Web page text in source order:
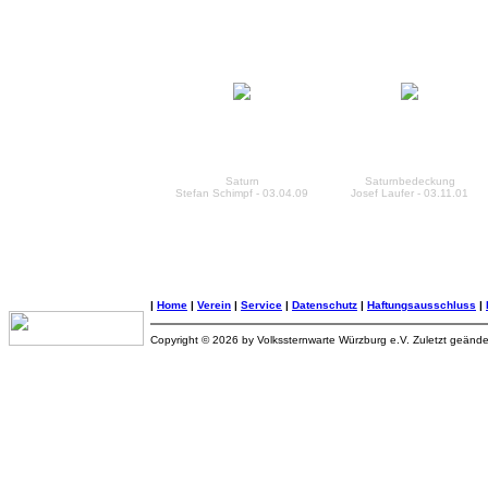
Saturn
Stefan Schimpf - 03.04.09
Saturnbedeckung
Josef Laufer - 03.11.01
| Home | Verein | Service | Datenschutz | Haftungsausschluss |
Copyright © 2026 by Volkssternwarte Würzburg e.V. Zuletzt